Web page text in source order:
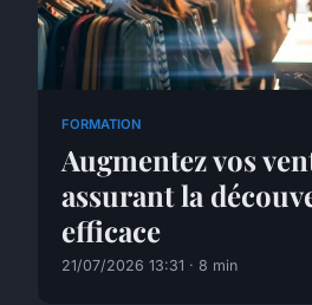
FORMATION
Augmentez vos
assurant la
efficace
21/07/2026 13:31 · 8 min